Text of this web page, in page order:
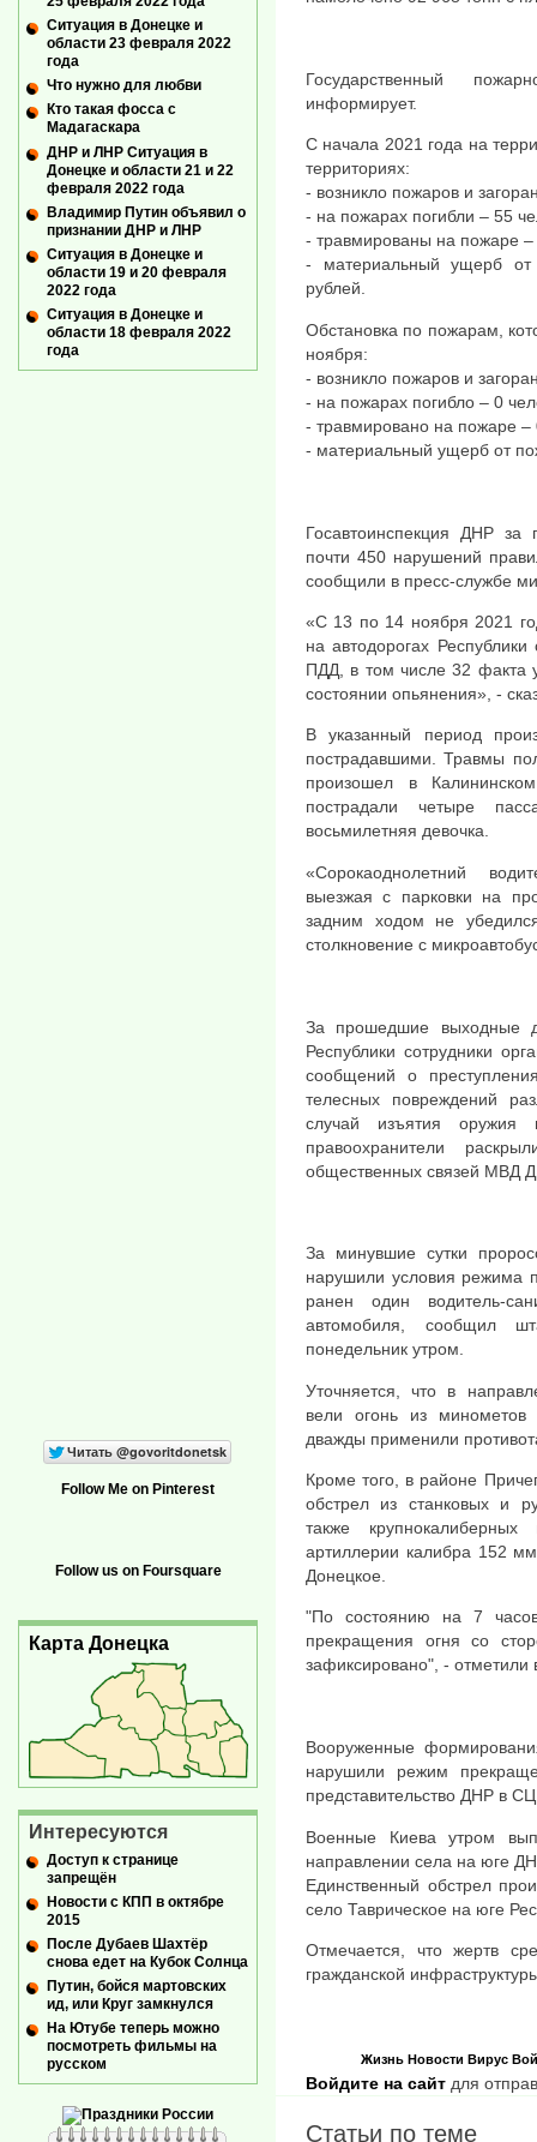
Государственный
информирует.
С начала 2021 года на
территориях:
- возникло пожаров и
- на пожарах погибли – 55
- травмированы на пожаре –
- материальный ущерб
рублей.
Обстановка по пожарам,
ноября:
- возникло пожаров и
- на пожарах погибло – 0
- травмировано на пожаре –
- материальный ущерб от
Госавтоинспекция ДНР за
почти 450 нарушений
сообщили в пресс-службе
«С 13 по 14 ноября 2021
на автодорогах
ПДД, в том числе 32 факта
состоянии опьянения», -
В указанный период
пострадавшими. Травмы
произошел в
пострадали четыре
восьмилетняя девочка.
«Сорокаоднолетний
выезжая с парковки на
задним ходом не
столкновение с
За прошедшие выходные
Республики сотрудники
сообщений о
телесных повреждений
случай изъятия
правоохранители
общественных связей МВД
За минувшие сутки
нарушили условия режима
ранен один водитель-
автомобиля, сообщил
понедельник утром.
Уточняется, что в
вели огонь из
дважды применили
Кроме того, в районе
обстрел из станковых и
также
артиллерии калибра 152
Донецкое.
"По состоянию на 7
прекращения огня со
зафиксировано", - отметили
Вооруженные
нарушили режим
представительство ДНР в
Военные Киева утром
направлении села на юге
Единственный обстрел
село Таврическое на юге
Отмечается, что жертв
гражданской
Жизнь Новости Вирус
Войдите на сайт для
Статьи по теме
Ситуация в Донецке и
области 23 февраля 2022
года
Что нужно для любви
Кто такая фосса с
Мадагаскара
ДНР и ЛНР Ситуация в
Донецке и области 21 и 22
февраля 2022 года
Владимир Путин объявил о
признании ДНР и ЛНР
Ситуация в Донецке и
области 19 и 20 февраля
2022 года
Ситуация в Донецке и
области 18 февраля 2022
года
Follow Me on Pinterest
Follow us on Foursquare
Карта Донецка
Интересуются
Доступ к странице
запрещён
Новости с КПП в октябре
2015
После Дубаев Шахтёр
снова едет на Кубок Солнца
Путин, бойся мартовских
ид, или Круг замкнулся
На Ютубе теперь можно
посмотреть фильмы на
русском